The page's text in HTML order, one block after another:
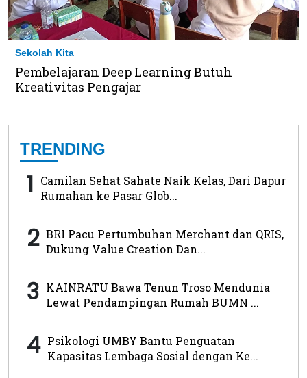
Sekolah Kita
Pembelajaran Deep Learning Butuh
Kreativitas Pengajar
TRENDING
1 Camilan Sehat Sahate Naik Kelas, Dari Dapur
Rumahan ke Pasar Glob...
2 BRI Pacu Pertumbuhan Merchant dan QRIS,
Dukung Value Creation Dan...
3 KAINRATU Bawa Tenun Troso Mendunia
Lewat Pendampingan Rumah BUMN ...
4 Psikologi UMBY Bantu Penguatan
Kapasitas Lembaga Sosial dengan Ke...